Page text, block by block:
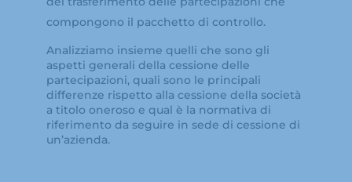
compongono il pacchetto di controllo.
Analizziamo insieme quelli che sono gli
aspetti generali della cessione delle
partecipazioni, quali sono le principali
differenze rispetto alla cessione della società
a titolo oneroso e qual è la normativa di
riferimento da seguire in sede di cessione di
un’azienda.